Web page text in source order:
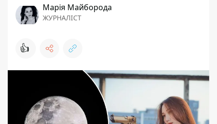
Марія Майборода
ЖУРНАЛІСТ
👍